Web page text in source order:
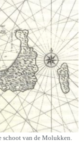
van de Molukken.